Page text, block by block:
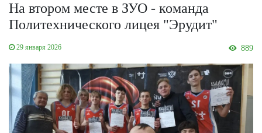
На втором месте в ЗУО - команда
Политехнического лицея "Эрудит"
29 января 2026 889